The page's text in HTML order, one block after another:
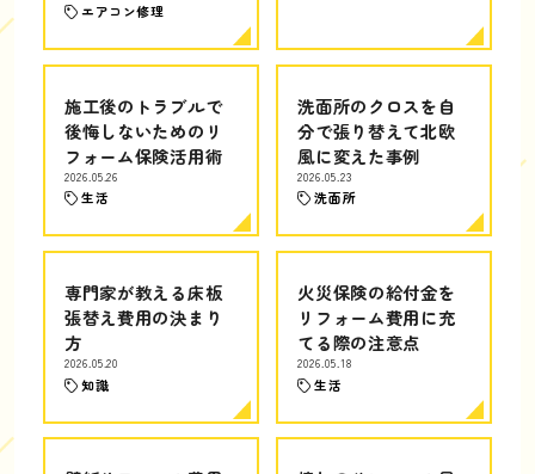
エアコン修理
施工後のトラブルで
後悔しないためのリ
フォーム保険活用術
2026.05.26
生活
洗面所のクロスを自
分で張り替えて北欧
風に変えた事例
2026.05.23
洗面所
専門家が教える床板
張替え費用の決まり
方
2026.05.20
知識
火災保険の給付金を
リフォーム費用に充
てる際の注意点
2026.05.18
生活